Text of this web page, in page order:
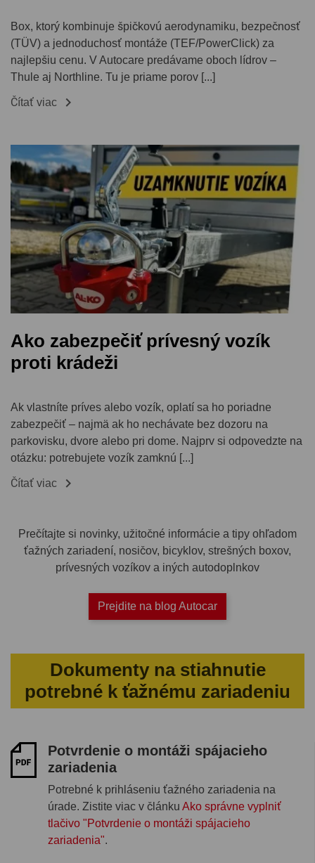
Box, ktorý kombinuje špičkovú aerodynamiku, bezpečnosť
(TÜV) a jednoduchosť montáže (TEF/PowerClick) za
najlepšiu cenu. V Autocare predávame oboch lídrov –
Thule aj Northline. Tu je priame porov [...]
Čítať viac 
Ako zabezpečiť prívesný vozík
proti krádeži
Ak vlastníte príves alebo vozík, oplatí sa ho poriadne
zabezpečiť – najmä ak ho nechávate bez dozoru na
parkovisku, dvore alebo pri dome. Najprv si odpovedzte na
otázku: potrebujete vozík zamknú [...]
Čítať viac 
Prečítajte si novinky, užitočné informácie a tipy ohľadom
ťažných zariadení, nosičov, bicyklov, strešných boxov,
prívesných vozíkov a iných autodoplnkov
Prejdite na blog Autocar
Dokumenty na stiahnutie
potrebné k ťažnému zariadeniu
Potvrdenie o montáži spájacieho
zariadenia
Potrebné k prihláseniu ťažného zariadenia na
úrade. Zistite viac v článku Ako správne vyplniť
tlačivo "Potvrdenie o montáži spájacieho
zariadenia".